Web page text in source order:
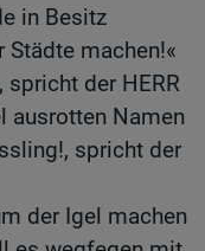
in Besitz
Städte machen!«
der HERR
ausrotten Namen
spricht der
der Igel machen